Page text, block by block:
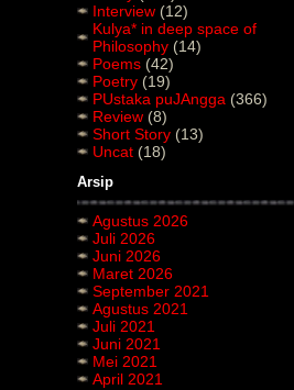
Interview (12)
Kulya* in deep space of
Philosophy (14)
Poems (42)
Poetry (19)
PUstaka puJAngga (366)
Review (8)
Short Story (13)
Uncat (18)
Arsip
Agustus 2026
Juli 2026
Juni 2026
Maret 2026
September 2021
Agustus 2021
Juli 2021
Juni 2021
Mei 2021
April 2021